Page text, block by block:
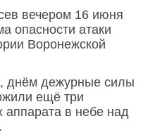
вечером 16 июня
опасности атаки
Воронежской
днём дежурные силы
ещё три
аппарата в небе над